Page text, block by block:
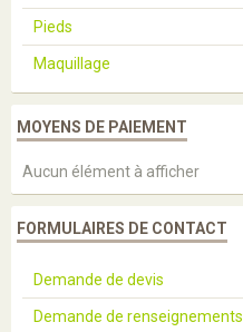
Pieds
Maquillage
MOYENS DE PAIEMENT
Aucun élément à afficher
FORMULAIRES DE CONTACT
Demande de devis
Demande de renseignements